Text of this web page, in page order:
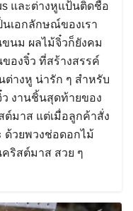
และต่างหูแป้นติดชื่อ
เอกลักษณ์ของเรา
นม ผลไม้จิ๋วก็ยังคม
องจิ๋ว ที่สร้างสรรค์
ต่างหู น่ารัก ๆ สำหรับ
งานชิ้นสุดท้ายของ
ต์มาส แต่เมื่อลูกค้าสั่ง
วยพวงช่อดอกไม้
ริสต์มาส สวย ๆ